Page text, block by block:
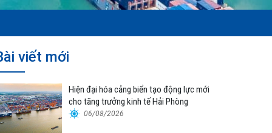
viết mới
Hiện đại hóa cảng biển tạo động lực mới
cho tăng trưởng kinh tế Hải Phòng
06/08/2026